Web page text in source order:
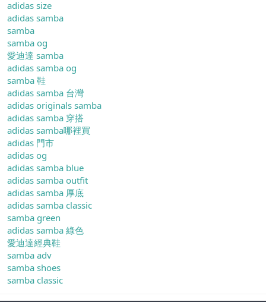
adidas size
adidas samba
samba
samba og
愛迪達 samba
adidas samba og
samba 鞋
adidas samba 台灣
adidas originals samba
adidas samba 穿搭
adidas samba哪裡買
adidas 門市
adidas og
adidas samba blue
adidas samba outfit
adidas samba 厚底
adidas samba classic
samba green
adidas samba 綠色
愛迪達經典鞋
samba adv
samba shoes
samba classic